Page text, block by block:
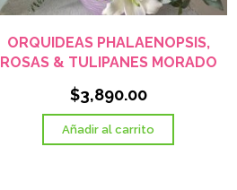
ORQUIDEAS PHALAENOPSIS,
ROSAS & TULIPANES MORADO
$3,890.00
Añadir al carrito